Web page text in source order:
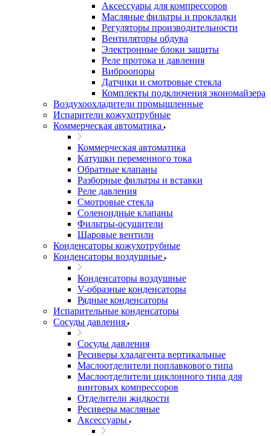
Аксессуары для компрессоров
Масляные фильтры и прокладки
Регуляторы производительности
Вентиляторы обдува
Электронные блоки защиты
Реле протока и давления
Виброопоры
Датчики и смотровые стекла
Комплекты подключения экономайзера
Воздухоохладители промышленные
Испарители кожухотрубные
Коммерческая автоматика
Коммерческая автоматика
Катушки переменного тока
Обратные клапаны
Разборные фильтры и вставки
Реле давления
Смотровые стекла
Соленоидные клапаны
Фильтры-осушители
Шаровые вентили
Конденсаторы кожухотрубные
Конденсаторы воздушные
Конденсаторы воздушные
V-образные конденсаторы
Рядные конденсаторы
Испарительные конденсаторы
Сосуды давления
Сосуды давления
Ресиверы хладагента вертикальные
Маслоотделители поплавкового типа
Маслоотделители циклонного типа для
винтовых компрессоров
Отделители жидкости
Ресиверы масляные
Аксессуары